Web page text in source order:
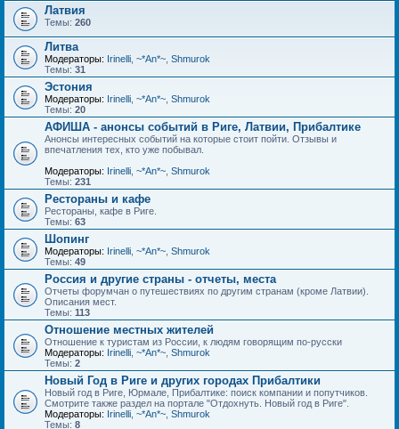
Латвия
Темы: 260
Литва
Модераторы: Irinelli ~*An*~ Shmurok
Темы: 31
Эстония
Модераторы: Irinelli ~*An*~ Shmurok
Темы: 20
АФИША - анонсы событий в Риге, Латвии, Прибалтике
Анонсы интересных событий на которые стоит пойти. Отзывы и
впечатления тех, кто уже побывал.
Модераторы: Irinelli ~*An*~ Shmurok
Темы: 231
Рестораны и кафе
Рестораны, кафе в Риге.
Темы: 63
Шопинг
Модераторы: Irinelli ~*An*~ Shmurok
Темы: 49
Россия и другие страны - отчеты, места
Отчеты форумчан о путешествиях по другим странам (кроме Латвии).
Описания мест.
Темы: 113
Отношение местных жителей
Отношение к туристам из России, к людям говорящим по-русски
Модераторы: Irinelli ~*An*~ Shmurok
Темы: 2
Новый Год в Риге и других городах Прибалтики
Новый год в Риге, Юрмале, Прибалтике: поиск компании и попутчиков.
Смотрите также раздел на портале "Отдохнуть. Новый год в Риге".
Модераторы: Irinelli ~*An*~ Shmurok
Темы: 8